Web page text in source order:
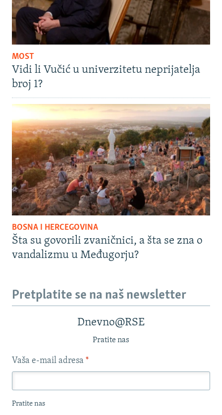
MOST
Vidi li Vučić u univerzitetu neprijatelja
broj 1?
BOSNA I HERCEGOVINA
Šta su govorili zvaničnici, a šta se zna o
vandalizmu u Međugorju?
Pretplatite se na naš newsletter
Dnevno@RSE
Pratite nas
Vaša e-mail adresa *
Pratite nas